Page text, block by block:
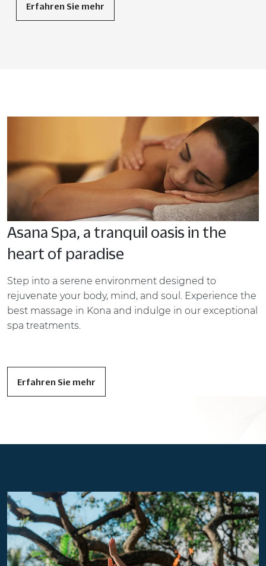
Erfahren Sie mehr
Asana Spa, a tranquil oasis in the
heart of paradise
Step into a serene environment designed to
rejuvenate your body, mind, and soul. Experience the
best massage in Kona and indulge in our exceptional
spa treatments.
Erfahren Sie mehr